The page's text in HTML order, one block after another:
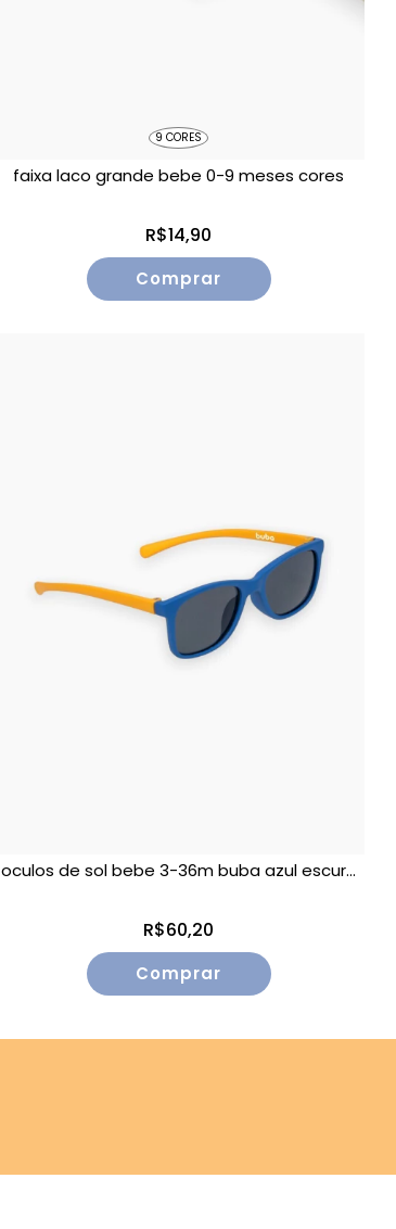
9 CORES
faixa laco grande bebe 0-9 meses cores
R$14,90
Comprar
oculos de sol bebe 3-36m buba azul escur...
R$60,20